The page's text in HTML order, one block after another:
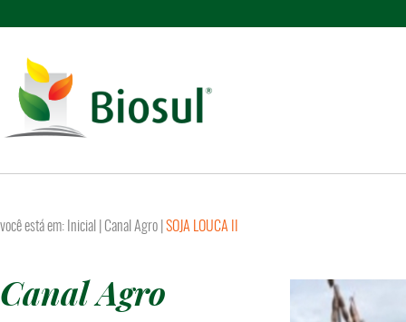
você está em: Inicial Canal Agro SOJA LOUCA II
Canal Agro